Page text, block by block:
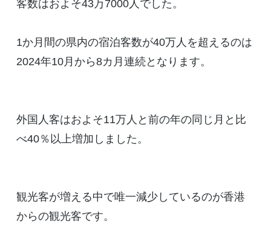
客数はおよそ43万7000人でした。
1か月間の県内の宿泊客数が40万人を超えるのは
2024年10月から8カ月連続となります。
外国人客はおよそ11万人と前の年の同じ月と比
べ40％以上増加しました。
観光客が増える中で唯一減少しているのが香港
からの観光客です。